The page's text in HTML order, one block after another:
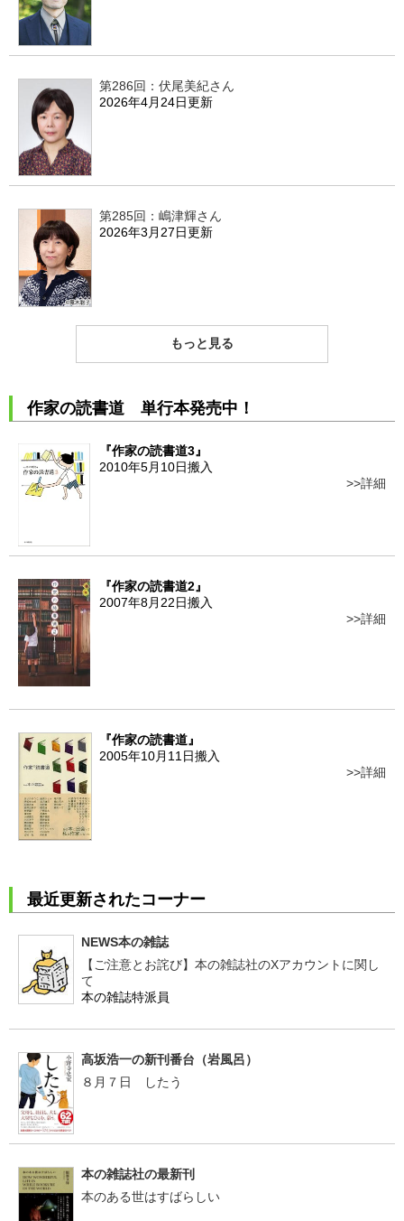
第286回：伏尾美紀さん
2026年4月24日更新
第285回：嶋津輝さん
2026年3月27日更新
もっと見る
作家の読書道 単行本発売中！
『作家の読書道3』
2010年5月10日搬入
詳細
『作家の読書道2』
2007年8月22日搬入
詳細
『作家の読書道』
2005年10月11日搬入
詳細
最近更新されたコーナー
NEWS本の雑誌
【ご注意とお詫び】本の雑誌社のXアカウントに関し
て
本の雑誌特派員
高坂浩一の新刊番台（岩風呂）
８月７日 したう
本の雑誌社の最新刊
本のある世はすばらしい